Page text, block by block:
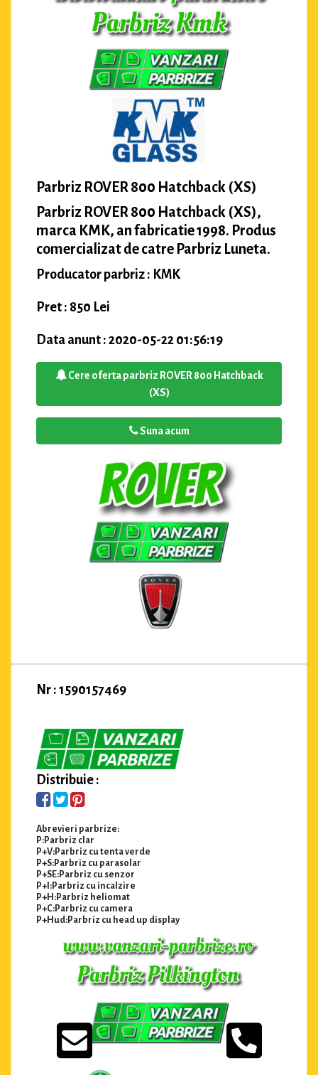
Parbriz ROVER 800 Hatchback (XS)
Parbriz ROVER 800 Hatchback (XS),
marca KMK, an fabricatie 1998. Produs
comercializat de catre Parbriz Luneta.
Producator parbriz : KMK
Pret : 850 Lei
Data anunt : 2020-05-22 01:56:19
Cere oferta parbriz ROVER 800 Hatchback
(XS)
Suna acum
Nr : 1590157469
Distribuie :
Abrevieri parbrize:
P:Parbriz clar
P+V:Parbriz cu tenta verde
P+S:Parbriz cu parasolar
P+SE:Parbriz cu senzor
P+I:Parbriz cu incalzire
P+H:Parbriz heliomat
P+C:Parbriz cu camera
P+Hud:Parbriz cu head up display